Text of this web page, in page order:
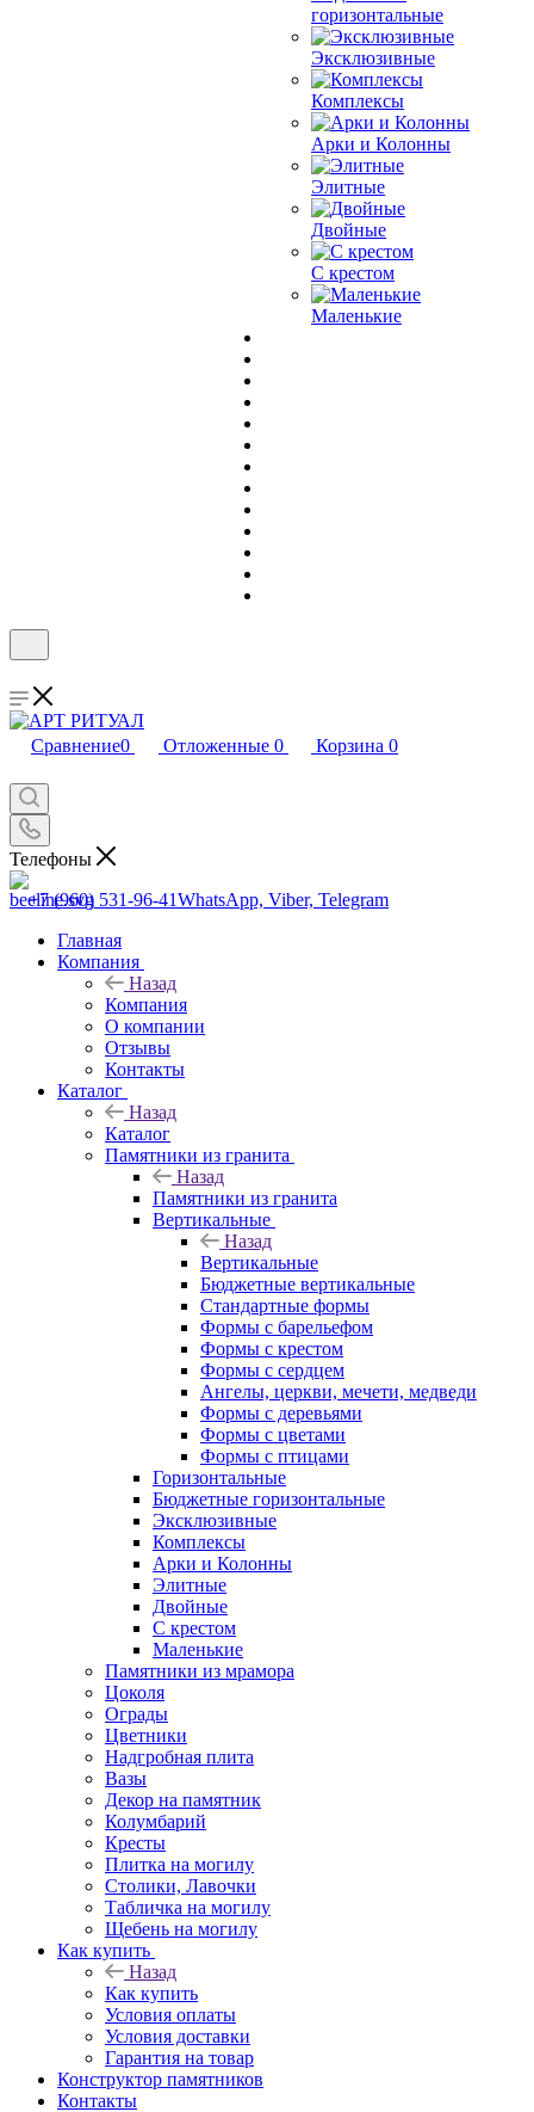
горизонтальные
Эксклюзивные
Комплексы
Арки и Колонны
Элитные
Двойные
С крестом
Маленькие
Сравнение0 Отложенные 0 Корзина 0
Телефоны
+7 (960) 531-96-41WhatsApp, Viber, Telegram
Главная
Компания
Назад
Компания
О компании
Отзывы
Контакты
Каталог
Назад
Каталог
Памятники из гранита
Назад
Памятники из гранита
Вертикальные
Назад
Вертикальные
Бюджетные вертикальные
Стандартные формы
Формы с барельефом
Формы с крестом
Формы с сердцем
Ангелы, церкви, мечети, медведи
Формы с деревьями
Формы с цветами
Формы с птицами
Горизонтальные
Бюджетные горизонтальные
Эксклюзивные
Комплексы
Арки и Колонны
Элитные
Двойные
С крестом
Маленькие
Памятники из мрамора
Цоколя
Ограды
Цветники
Надгробная плита
Вазы
Декор на памятник
Колумбарий
Кресты
Плитка на могилу
Столики, Лавочки
Табличка на могилу
Щебень на могилу
Как купить
Назад
Как купить
Условия оплаты
Условия доставки
Гарантия на товар
Конструктор памятников
Контакты